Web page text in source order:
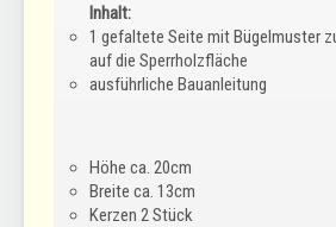
Inhalt:
1 gefaltete Seite mit Bügelmuster
auf die Sperrholzfläche
ausführliche Bauanleitung
Höhe ca. 20cm
Breite ca. 13cm
Kerzen 2 Stück